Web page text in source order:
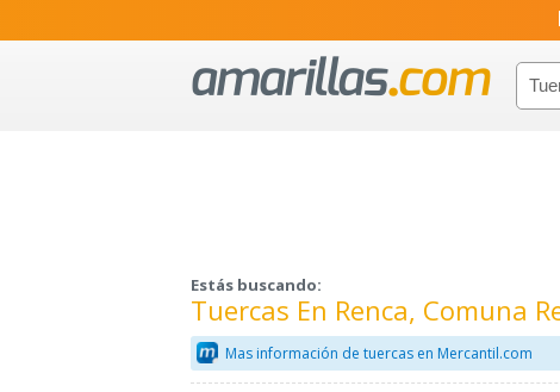
Estás buscando:
Tuercas En Renca, Comuna
Mas información de tuercas en Mercantil.com